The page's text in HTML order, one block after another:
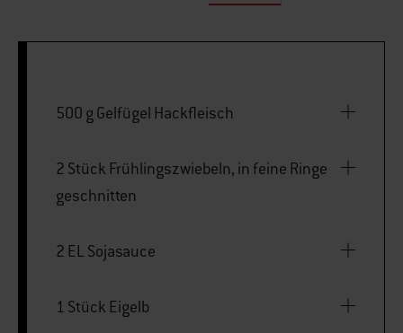
500 g Gelfügel Hackfleisch
2 Stück Frühlingszwiebeln, in feine Ringe
geschnitten
2 EL Sojasauce
1 Stück Eigelb